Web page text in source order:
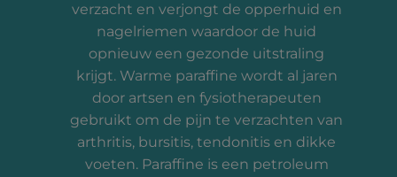
verzacht en verjongt de opperhuid en
nagelriemen waardoor de huid
opnieuw een gezonde uitstraling
krijgt. Warme paraffine wordt al jaren
door artsen en fysiotherapeuten
gebruikt om de pijn te verzachten van
arthritis, bursitis, tendonitis en dikke
voeten. Paraffine is een petroleum